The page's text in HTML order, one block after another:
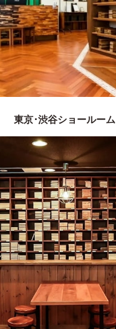
東京･渋谷ショールーム